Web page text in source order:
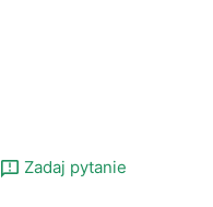
Zadaj pytanie